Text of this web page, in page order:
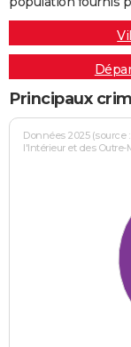
Principaux
Données 2025 (source
l'Intérieur et des Outre-